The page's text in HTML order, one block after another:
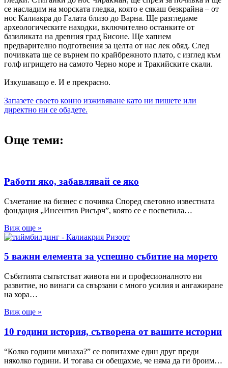
се насладим на морската гледка, която е сякаш безкрайна – от
нос Калиакра до Галата близо до Варна. Ще разгледаме
археологическите находки, включително останките от
базиликата на древния град Бисоне. Ще хапнем
предварително подготвения за целта от нас лек обяд. След
почивката ще се върнем по крайбрежното плато, с изглед към
голф игрището на самото Черно море и Тракийските скали.
Изкушаващо е. И е прекрасно.
Запазете своето конно изживяване като ни пишете или
директно ни се обадете.
Още теми:
Работи яко, забавлявай се яко
Съчетание на бизнес с почивка Според световно известната
фондация „Инсентив Рисърч”, която се е посветила…
Виж още »
5 важни елемента за успешно събитие на моретo
Събитията съпътстват живота ни и професионалното ни
развитие, но винаги са свързани с много усилия и ангажиране
на хора…
Виж още »
10 години история, сътворена от вашите истории
“Колко години минаха?” се попитахме един друг преди
няколко години. И тогава си обещахме, че няма да ги броим…